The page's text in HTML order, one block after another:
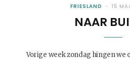
FRIESLAND 15
NAAR
Vorige week zondag hingen we